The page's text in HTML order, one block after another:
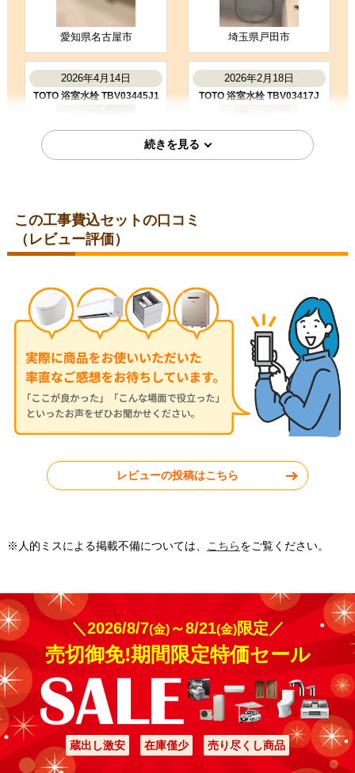
★★★★★ 受注満足度 ★★★★☆
購入の決め手
サイトが見やすかった 商品選定がしやすかった
価格が安かった
お客様の声をもっと見る
愛知県名古屋市 埼玉県戸田市
2026年4月14日
TOTO 浴室水栓 TBV03445J1
福岡県福岡市
2026年2月18日
TOTO 浴室水栓 TBV03417J
2026年1月19日
佐賀県鳥栖市
2025年11月11日
福岡県福岡市
この工事費込セットの口コミ
（レビュー評価）
レビューの投稿はこちら
※人的ミスによる掲載不備については、 こちらをご覧ください。
＼2026/8/7(金)～8/21(金)限定／
売切御免!期間限定特価セール
蔵出し激安 在庫僅少 売り尽くし商品